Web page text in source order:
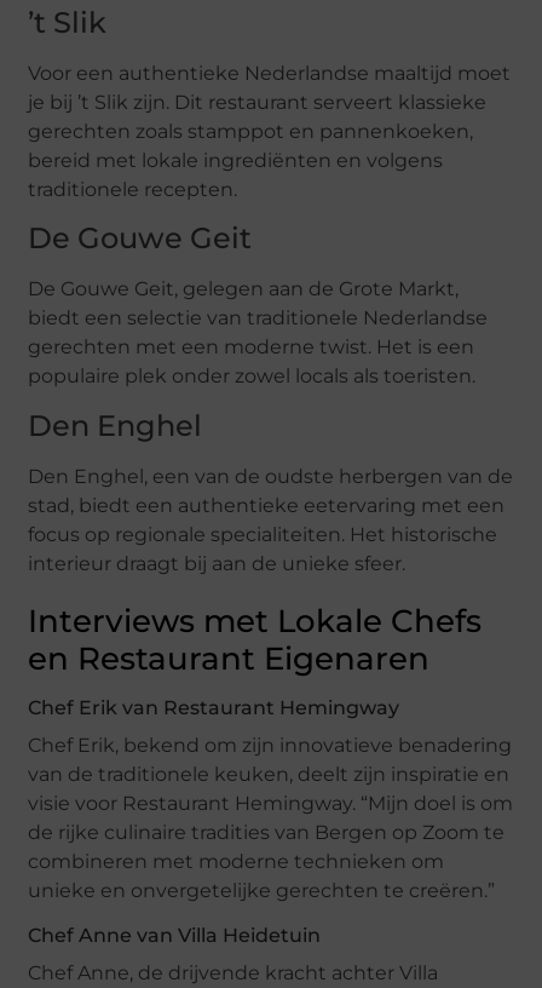
’t Slik
Voor een authentieke Nederlandse maaltijd moet
je bij ’t Slik zijn. Dit restaurant serveert klassieke
gerechten zoals stamppot en pannenkoeken,
bereid met lokale ingrediënten en volgens
traditionele recepten.
De Gouwe Geit
De Gouwe Geit, gelegen aan de Grote Markt,
biedt een selectie van traditionele Nederlandse
gerechten met een moderne twist. Het is een
populaire plek onder zowel locals als toeristen.
Den Enghel
Den Enghel, een van de oudste herbergen van de
stad, biedt een authentieke eetervaring met een
focus op regionale specialiteiten. Het historische
interieur draagt bij aan de unieke sfeer.
Interviews met Lokale Chefs
en Restaurant Eigenaren
Chef Erik van Restaurant Hemingway
Chef Erik, bekend om zijn innovatieve benadering
van de traditionele keuken, deelt zijn inspiratie en
visie voor Restaurant Hemingway. “Mijn doel is om
de rijke culinaire tradities van Bergen op Zoom te
combineren met moderne technieken om
unieke en onvergetelijke gerechten te creëren.”
Chef Anne van Villa Heidetuin
Chef Anne, de drijvende kracht achter Villa